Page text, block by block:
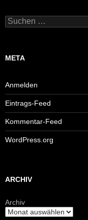
Suchen
nach:
META
Anmelden
Eintrags-Feed
Kommentar-Feed
WordPress.org
ARCHIV
Archiv